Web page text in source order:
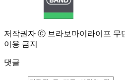
저작권자 ⓒ 브라보마이라이프 무
이용 금지
댓글